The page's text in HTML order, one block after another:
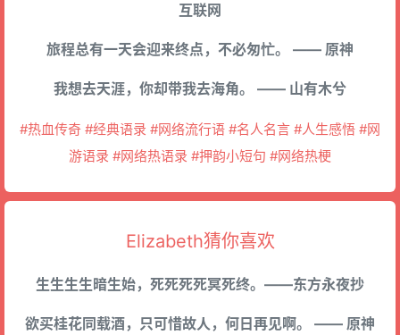
互联网
旅程总有一天会迎来终点，不必匆忙。 —— 原神
我想去天涯，你却带我去海角。 —— 山有木兮
#热血传奇 #经典语录 #网络流行语 #名人名言 #人生感悟 #网
游语录 #网络热语录 #押韵小短句 #网络热梗
Elizabeth猜你喜欢
生生生生暗生始，死死死死冥死终。——东方永夜抄
欲买桂花同载酒，只可惜故人，何日再见啊。 —— 原神